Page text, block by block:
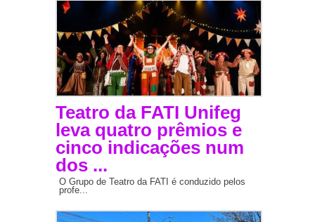
Teatro da FATI Unifeg
leva quatro prêmios e
cinco indicações num
dos ...
O Grupo de Teatro da FATI é conduzido pelos
profe...